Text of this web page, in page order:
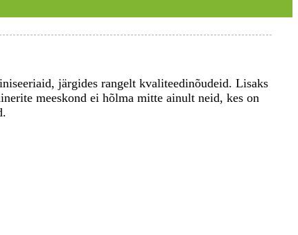
järgides rangelt kvaliteedinõudeid. Lisaks
meeskond ei hõlma mitte ainult neid, kes on